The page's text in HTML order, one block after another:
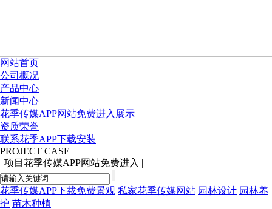
网站首页
公司概况
产品中心
新闻中心
花季传媒APP网站免费进入展示
资质荣誉
联系花季APP下载安装
PROJECT CASE
| 项目花季传媒APP网站免费进入 |
花季传媒APP下载免费景观 私家花季传媒网站 园林设计 园林养
护 苗木种植